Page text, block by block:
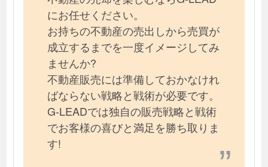
にお任せください。
お持ちの不動産の売出しから売買が
成立するまでを一度イメージしてみ
ませんか?
不動産販売には準備しておかなけれ
ばならない戦略と戦術が必要です。
G-LEADでは独自の販売戦略と戦術
でお客様の喜びと満足を勝ち取りま
す!